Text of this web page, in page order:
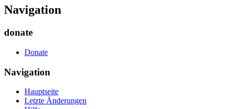
Navigation
donate
Donate
Navigation
Hauptseite
Letzte Änderungen